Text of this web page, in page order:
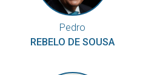
Pedro
REBELO DE SOUSA